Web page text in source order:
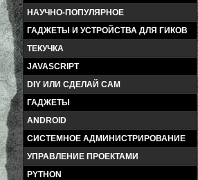
НАУЧНО-ПОПУЛЯРНОЕ
ГАДЖЕТЫ И УСТРОЙСТВА ДЛЯ ГИКОВ
ТЕКУЧКА
JAVASCRIPT
DIY ИЛИ СДЕЛАЙ САМ
ГАДЖЕТЫ
ANDROID
СИСТЕМНОЕ АДМИНИСТРИРОВАНИЕ
УПРАВЛЕНИЕ ПРОЕКТАМИ
PYTHON